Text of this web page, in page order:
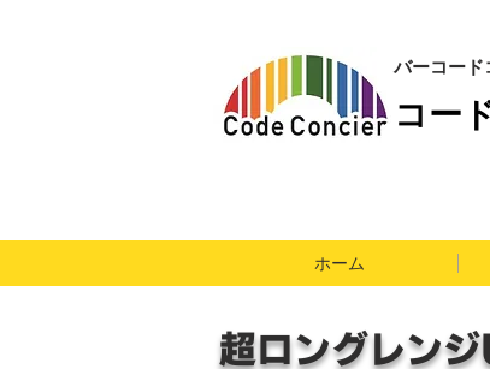
コー
バーコード
ホーム
超ロングレン